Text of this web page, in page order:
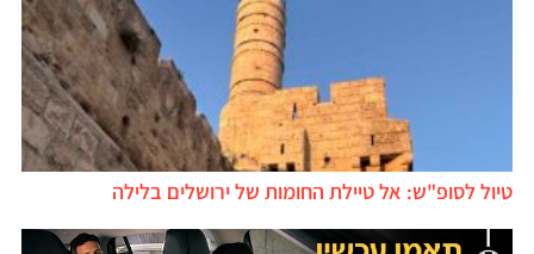
טיול לסופ"ש: אל טיילת החומות של ירושלים בלילה